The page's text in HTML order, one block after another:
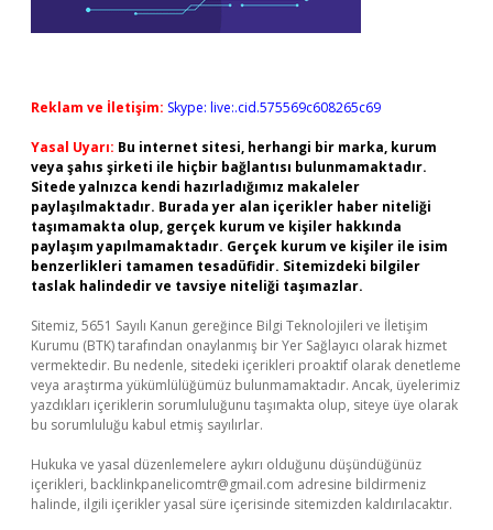
Reklam ve İletişim: Skype: live:.cid.575569c608265c69
Yasal Uyarı: Bu internet sitesi, herhangi bir marka, kurum
veya şahıs şirketi ile hiçbir bağlantısı bulunmamaktadır.
Sitede yalnızca kendi hazırladığımız makaleler
paylaşılmaktadır. Burada yer alan içerikler haber niteliği
taşımamakta olup, gerçek kurum ve kişiler hakkında
paylaşım yapılmamaktadır. Gerçek kurum ve kişiler ile isim
benzerlikleri tamamen tesadüfidir. Sitemizdeki bilgiler
taslak halindedir ve tavsiye niteliği taşımazlar.
Sitemiz, 5651 Sayılı Kanun gereğince Bilgi Teknolojileri ve İletişim
Kurumu (BTK) tarafından onaylanmış bir Yer Sağlayıcı olarak hizmet
vermektedir. Bu nedenle, sitedeki içerikleri proaktif olarak denetleme
veya araştırma yükümlülüğümüz bulunmamaktadır. Ancak, üyelerimiz
yazdıkları içeriklerin sorumluluğunu taşımakta olup, siteye üye olarak
bu sorumluluğu kabul etmiş sayılırlar.
Hukuka ve yasal düzenlemelere aykırı olduğunu düşündüğünüz
içerikleri, backlinkpanelicomtr@gmail.com adresine bildirmeniz
halinde, ilgili içerikler yasal süre içerisinde sitemizden kaldırılacaktır.